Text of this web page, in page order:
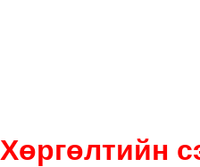
Хөргөлтийн